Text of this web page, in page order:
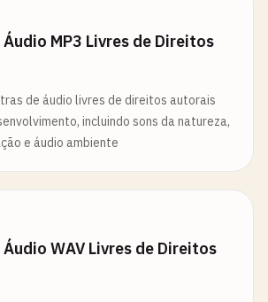
MP3 Livres de Direitos
de áudio livres de direitos autorais
incluindo sons da natureza,
e áudio ambiente
WAV Livres de Direitos